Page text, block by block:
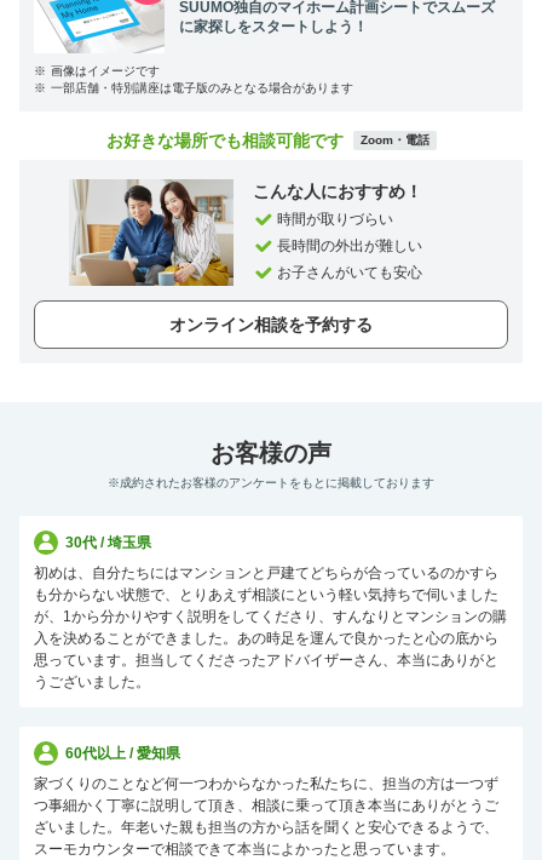
SUUMO独自のマイホーム計画シートでスムーズ
に家探しをスタートしよう！
※ 画像はイメージです
※ 一部店舗・特別講座は電子版のみとなる場合があります
お好きな場所でも相談可能です Zoom・電話
こんな人におすすめ！
時間が取りづらい
長時間の外出が難しい
お子さんがいても安心
オンライン相談を予約する
お客様の声
※成約されたお客様のアンケートをもとに掲載しております
30代 / 埼玉県
初めは、自分たちにはマンションと戸建てどちらが合っているのかすら
も分からない状態で、とりあえず相談にという軽い気持ちで伺いました
が、1から分かりやすく説明をしてくださり、すんなりとマンションの購
入を決めることができました。あの時足を運んで良かったと心の底から
思っています。担当してくださったアドバイザーさん、本当にありがと
うございました。
60代以上 / 愛知県
家づくりのことなど何一つわからなかった私たちに、担当の方は一つず
つ事細かく丁寧に説明して頂き、相談に乗って頂き本当にありがとうご
ざいました。年老いた親も担当の方から話を聞くと安心できるようで、
スーモカウンターで相談できて本当によかったと思っています。